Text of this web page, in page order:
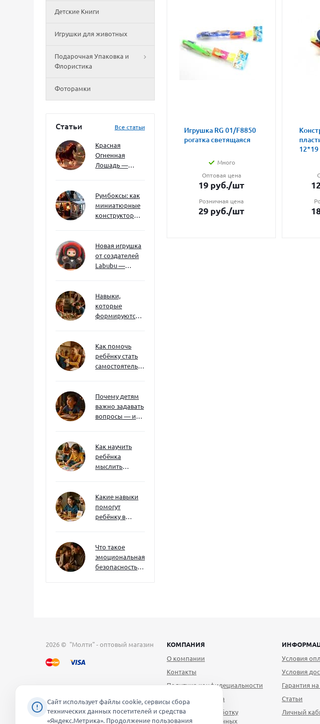
Детские Книги
Игрушки для животных
Подарочная Упаковка и
Флористика
Фоторамки
Статьи Все статьи
Красная
Огненная
Лошадь —
ждать и как
подготовиться
Румбоксы: как
миниатюрные
конструкторы
мышление и
внимание к
деталям
Новая игрушка
от создателей
Labubu —
Навыки,
которые
формируются
ребёнка
успешным
Как помочь
ребёнку стать
самостоятельным
Почему детям
важно задавать
вопросы — и
Как научить
ребёнка
мыслить
сложностей
Какие навыки
помогут
ребёнку в
их уже сейчас
Что такое
эмоциональная
безопасность
Игрушка RG 01/F8850
рогатка светящаяся
Много
Оптовая цена
19 руб./шт
Розничная цена
29 руб./шт
12*19
2026 © "Молти" - оптовый магазин
КОМПАНИЯ
О компании
Контакты
Политика конфидециальности
Публичная оферта
Согласие на обработку
персональных данных
Условия
Условия
Гарантия
Статьи
Личный
Сайт использует файлы cookie, сервисы сбора
технических данных посетителей и средства
«Яндекс.Метрика». Продолжение пользования